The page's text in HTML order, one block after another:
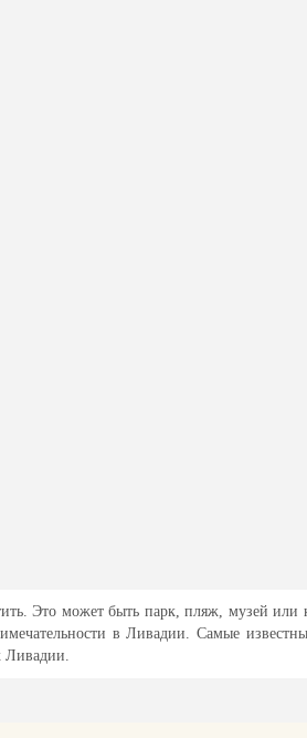
Это может быть парк, пляж, музей или
в Ливадии. Самые
Ливадии.